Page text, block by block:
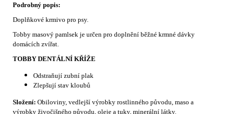
Podrobný popis:
Doplňkové krmivo pro psy.
Tobby masový pamlsek je určen pro doplnění běžné krmné dávky
domácích zvířat.
TOBBY DENTÁLNÍ KŘÍŽE
Odstraňují zubní plak
Zlepšují stav kloubů
Složení: Obiloviny, vedlejší výrobky rostlinného původu, maso a
výrobky živočišného původu, oleje a tuky, minerální látky.